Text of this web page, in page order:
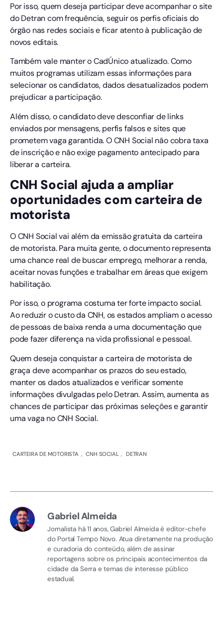
Por isso, quem deseja participar deve acompanhar o site
do Detran com frequência, seguir os perfis oficiais do
órgão nas redes sociais e ficar atento à publicação de
novos editais.
Também vale manter o CadÚnico atualizado. Como
muitos programas utilizam essas informações para
selecionar os candidatos, dados desatualizados podem
prejudicar a participação.
Além disso, o candidato deve desconfiar de links
enviados por mensagens, perfis falsos e sites que
prometem vaga garantida. O CNH Social não cobra taxa
de inscrição e não exige pagamento antecipado para
liberar a carteira.
CNH Social ajuda a ampliar
oportunidades com carteira de
motorista
O CNH Social vai além da emissão gratuita da carteira
de motorista. Para muita gente, o documento representa
uma chance real de buscar emprego, melhorar a renda,
aceitar novas funções e trabalhar em áreas que exigem
habilitação.
Por isso, o programa costuma ter forte impacto social.
Ao reduzir o custo da CNH, os estados ampliam o acesso
de pessoas de baixa renda a uma documentação que
pode fazer diferença na vida profissional e pessoal.
Quem deseja conquistar a carteira de motorista de
graça deve acompanhar os prazos do seu estado,
manter os dados atualizados e verificar somente
informações divulgadas pelo Detran. Assim, aumenta as
chances de participar das próximas seleções e garantir
uma vaga no CNH Social.
CARTEIRA DE MOTORISTA , CNH SOCIAL , DETRAN
Gabriel Almeida
Jornalista há 11 anos, Gabriel Almeida é editor-chefe
do Portal Tempo Novo. Atua diretamente na produção
e curadoria do conteúdo, além de assinar
reportagens sobre os principais acontecimentos da
cidade da Serra e temas de interesse público
estadual.